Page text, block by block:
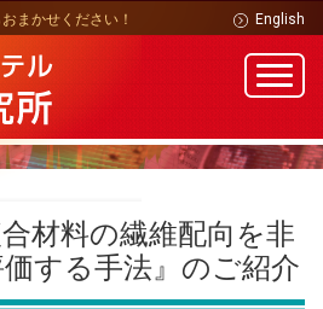
まかせください！ English
材料の繊維配向を非
する手法』のご紹介